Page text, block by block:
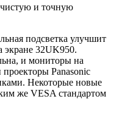
и точную
подсветка улучшит
экране 32UK950.
и мониторы на
Panasonic
Некоторые новые
же VESA стандартом